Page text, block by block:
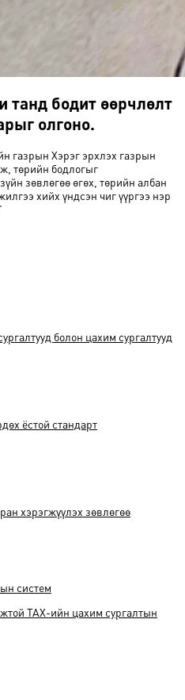
танд бодит өөрчлөлт
олгоно.
газрын Хэрэг эрхлэх газрын
төрийн бодлогыг
зөвлөгөө өгөх, төрийн албан
хийх үндсэн чиг үүргээ нэр
болон цахим сургалтууд
ёстой стандарт
хэрэгжүүлэх зөвлөгөө
систем
ТАХ-ийн цахим сургалтын